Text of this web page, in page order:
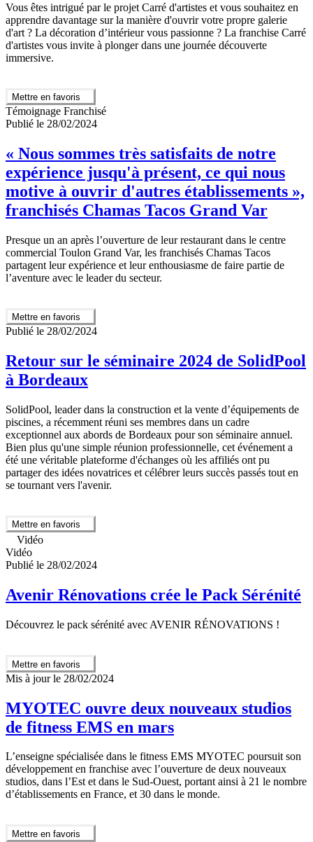
Vous êtes intrigué par le projet Carré d'artistes et vous souhaitez en
apprendre davantage sur la manière d'ouvrir votre propre galerie
d'art ? La décoration d’intérieur vous passionne ? La franchise Carré
d'artistes vous invite à plonger dans une journée découverte
immersive.
Mettre en favoris
Témoignage Franchisé
Publié le 28/02/2024
« Nous sommes très satisfaits de notre
expérience jusqu'à présent, ce qui nous
motive à ouvrir d'autres établissements »,
franchisés Chamas Tacos Grand Var
Presque un an après l’ouverture de leur restaurant dans le centre
commercial Toulon Grand Var, les franchisés Chamas Tacos
partagent leur expérience et leur enthousiasme de faire partie de
l’aventure avec le leader du secteur.
Mettre en favoris
Publié le 28/02/2024
Retour sur le séminaire 2024 de SolidPool
à Bordeaux
SolidPool, leader dans la construction et la vente d’équipements de
piscines, a récemment réuni ses membres dans un cadre
exceptionnel aux abords de Bordeaux pour son séminaire annuel.
Bien plus qu'une simple réunion professionnelle, cet événement a
été une véritable plateforme d'échanges où les affiliés ont pu
partager des idées novatrices et célébrer leurs succès passés tout en
se tournant vers l'avenir.
Mettre en favoris
Vidéo
Vidéo
Publié le 28/02/2024
Avenir Rénovations crée le Pack Sérénité
Découvrez le pack sérénité avec AVENIR RÉNOVATIONS !
Mettre en favoris
Mis à jour le 28/02/2024
MYOTEC ouvre deux nouveaux studios
de fitness EMS en mars
L’enseigne spécialisée dans le fitness EMS MYOTEC poursuit son
développement en franchise avec l’ouverture de deux nouveaux
studios, dans l’Est et dans le Sud-Ouest, portant ainsi à 21 le nombre
d’établissements en France, et 30 dans le monde.
Mettre en favoris